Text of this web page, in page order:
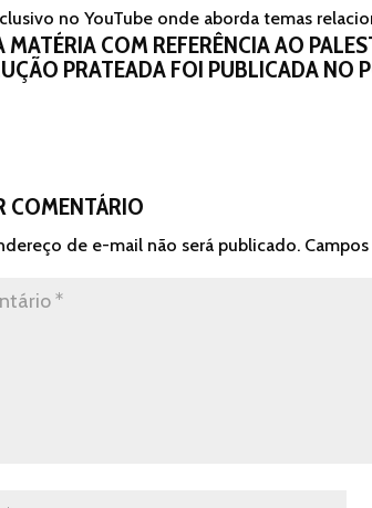
no YouTube onde aborda temas
MATÉRIA COM REFERÊNCIA AO
PRATEADA FOI PUBLICADA NO
COMENTÁRIO
de e-mail não será publicado.